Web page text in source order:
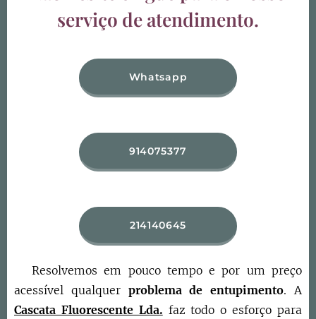
serviço de atendimento.
Whatsapp
914075377
214140645
Resolvemos em pouco tempo e por um preço
acessível qualquer problema de entupimento. A
Cascata Fluorescente Lda. faz todo o esforço para